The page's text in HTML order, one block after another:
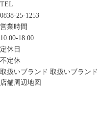
TEL
0838-25-1253
営業時間
10:00-18:00
定休日
不定休
取扱いブランド 取扱いブランド
店舗周辺地図